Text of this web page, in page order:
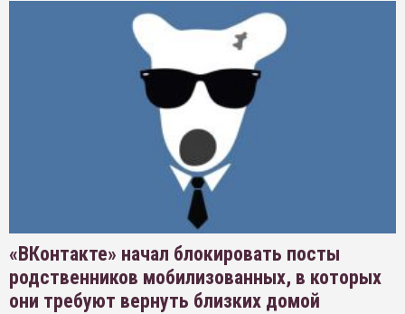
«ВКонтакте» начал блокировать посты
родственников мобилизованных, в которых
они требуют вернуть близких домой